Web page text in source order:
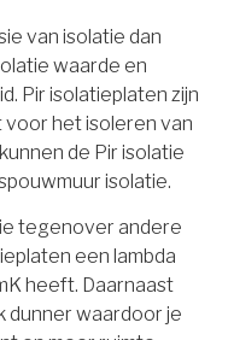
van isolatie dan
waarde en
Pir isolatieplaten zijn
het isoleren van
de Pir isolatie
isolatie.
tegenover andere
een lambda
heeft. Daarnaast
dunner waardoor je